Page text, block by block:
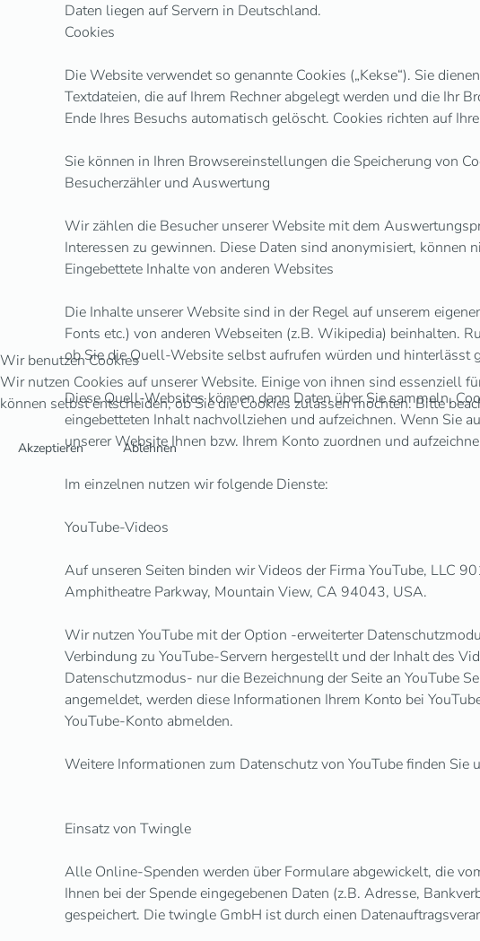
Daten liegen auf Servern in Deutschland.
Cookies
Die Website verwendet so genannte Cookies („Kekse“). Sie
Textdateien, die auf Ihrem Rechner abgelegt werden und die Ihr
Ende Ihres Besuchs automatisch gelöscht. Cookies richten auf
Sie können in Ihren Browsereinstellungen die Speicherung von
Besucherzähler und Auswertung
Wir zählen die Besucher unserer Website mit dem
Interessen zu gewinnen. Diese Daten sind anonymisiert, können
Eingebettete Inhalte von anderen Websites
Die Inhalte unserer Website sind in der Regel auf unserem
Fonts etc.) von anderen Webseiten (z.B. Wikipedia) beinhalten.
ob Sie die Quell-Website selbst aufrufen würden und hinterlässt
Diese Quell-Websites können dann Daten über Sie sammeln,
eingebetteten Inhalt nachvollziehen und aufzeichnen. Wenn Sie
unserer Website Ihnen bzw. Ihrem Konto zuordnen und
Im einzelnen nutzen wir folgende Dienste:
YouTube-Videos
Auf unseren Seiten binden wir Videos der Firma YouTube, LLC
Amphitheatre Parkway, Mountain View, CA 94043, USA.
Wir nutzen YouTube mit der Option -erweiterter
Verbindung zu YouTube-Servern hergestellt und der Inhalt des
Datenschutzmodus- nur die Bezeichnung der Seite an YouTube
angemeldet, werden diese Informationen Ihrem Konto bei
YouTube-Konto abmelden.
Weitere Informationen zum Datenschutz von YouTube finden
Einsatz von Twingle
Alle Online-Spenden werden über Formulare abgewickelt, die
Ihnen bei der Spende eingegebenen Daten (z.B. Adresse,
gespeichert. Die twingle GmbH ist durch einen
Wir benutzen Cookies
Wir nutzen Cookies auf unserer Website. Einige von ihnen sind essenziell
können selbst entscheiden, ob Sie die Cookies zulassen möchten. Bitte
Akzeptieren Ablehnen